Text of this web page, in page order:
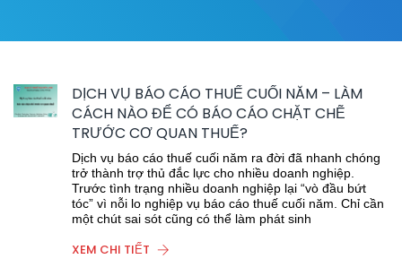
DỊCH VỤ BÁO CÁO THUẾ CUỐI NĂM – LÀM
CÁCH NÀO ĐỂ CÓ BÁO CÁO CHẶT CHẼ
TRƯỚC CƠ QUAN THUẾ?
Dịch vụ báo cáo thuế cuối năm ra đời đã nhanh chóng
trở thành trợ thủ đắc lực cho nhiều doanh nghiệp.
Trước tình trạng nhiều doanh nghiệp lại “vò đầu bứt
tóc” vì nỗi lo nghiệp vụ báo cáo thuế cuối năm. Chỉ cần
một chút sai sót cũng có thể làm phát sinh
XEM CHI TIẾT